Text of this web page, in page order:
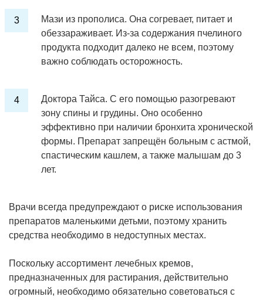
Мази из прополиса. Она согревает, питает и
обеззараживает. Из-за содержания пчелиного
продукта подходит далеко не всем, поэтому
важно соблюдать осторожность.
Доктора Тайса. С его помощью разогревают
зону спины и грудины. Оно особенно
эффективно при наличии бронхита хронической
формы. Препарат запрещён больным с астмой,
спастическим кашлем, а также малышам до 3
лет.
Врачи всегда предупреждают о риске использования
препаратов маленькими детьми, поэтому хранить
средства необходимо в недоступных местах.
Поскольку ассортимент лечебных кремов,
предназначенных для растирания, действительно
огромный, необходимо обязательно советоваться с